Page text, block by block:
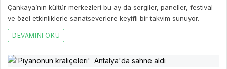
Çankaya’nın kültür merkezleri bu ay da sergiler, paneller, festival
ve özel etkinliklerle sanatseverlere keyifli bir takvim sunuyor.
DEVAMINI OKU